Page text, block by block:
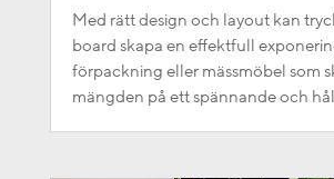
Med rätt design och layout kan
board skapa en effektfull
förpackning eller mässmöbel som
mängden på ett spännande och